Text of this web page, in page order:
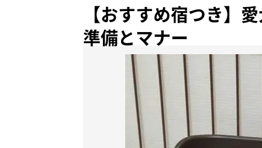
【おすすめ宿つき】
準備とマナー